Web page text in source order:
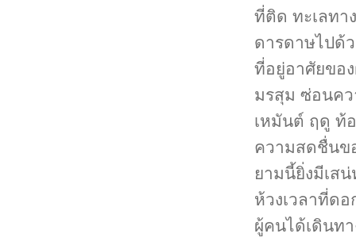
ที่ติด ทะเลทา
ดารดาษไปด้
ที่อยู่อาศัยขอ
มรสุม ซ่อนคว
เหมันต์ ฤดู ท้
ความสดชื่นข
ยามนี้ยิ่งมีเส
ห้วงเวลาที่ด
ผู้คนได้เดินท